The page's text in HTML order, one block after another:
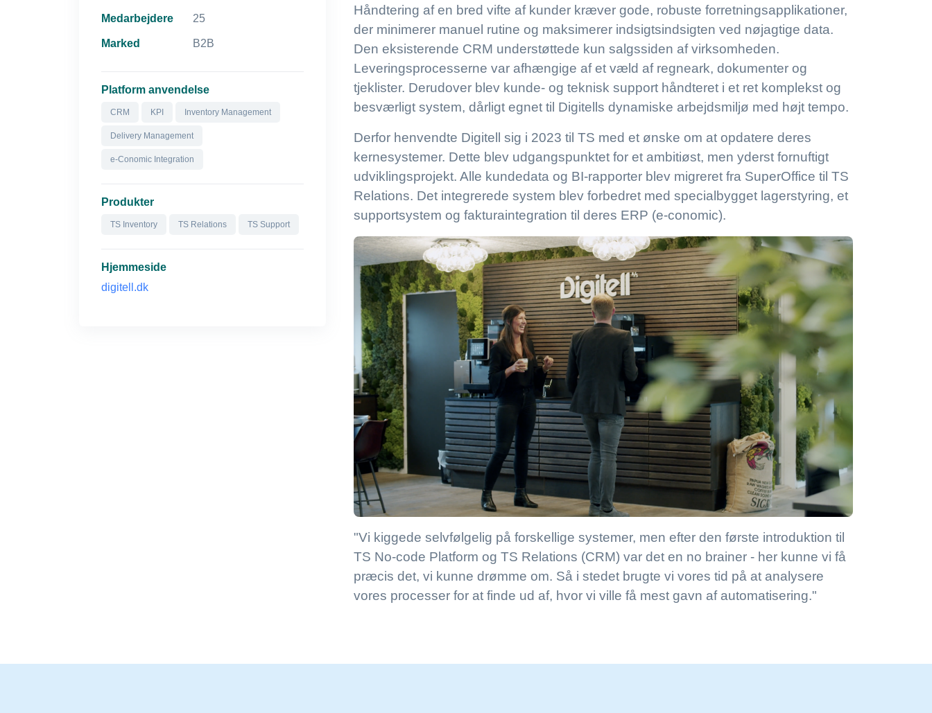
Medarbejdere 25
Marked B2B
Platform anvendelse
CRM KPI Inventory Management
Delivery Management
e-Conomic Integration
Produkter
TS Inventory TS Relations TS Support
Hjemmeside
digitell.dk
Håndtering af en bred vifte af kunder kræver gode, robuste forretningsapplikationer,
der minimerer manuel rutine og maksimerer indsigtsindsigten ved nøjagtige data.
Den eksisterende CRM understøttede kun salgssiden af ​​virksomheden.
Leveringsprocesserne var afhængige af et væld af regneark, dokumenter og
tjeklister. Derudover blev kunde- og teknisk support håndteret i et ret komplekst og
besværligt system, dårligt egnet til Digitells dynamiske arbejdsmiljø med højt tempo.
Derfor henvendte Digitell sig i 2023 til TS med et ønske om at opdatere deres
kernesystemer. Dette blev udgangspunktet for et ambitiøst, men yderst fornuftigt
udviklingsprojekt. Alle kundedata og BI-rapporter blev migreret fra SuperOffice til TS
Relations. Det integrerede system blev forbedret med specialbygget lagerstyring, et
supportsystem og fakturaintegration til deres ERP (e-conomic).
"Vi kiggede selvfølgelig på forskellige systemer, men efter den første introduktion til
TS No-code Platform og TS Relations (CRM) var det en no brainer - her kunne vi få
præcis det, vi kunne drømme om. Så i stedet brugte vi vores tid på at analysere
vores processer for at finde ud af, hvor vi ville få mest gavn af automatisering."